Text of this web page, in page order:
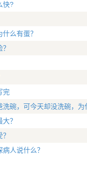
快?
么有蛋？
完
洗碗，可今天却没洗碗，为
？
人说什么？